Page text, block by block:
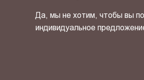
Да, мы не хотим, чтобы вы
индивидуальное